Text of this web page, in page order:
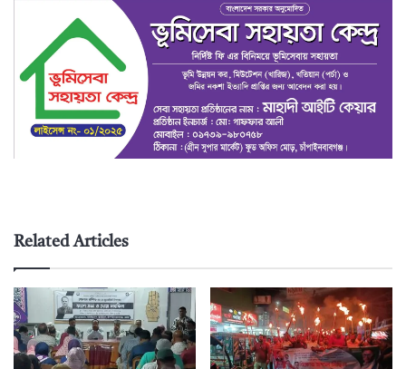
Related Articles